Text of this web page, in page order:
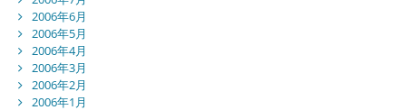
2006年6月
2006年5月
2006年4月
2006年3月
2006年2月
2006年1月